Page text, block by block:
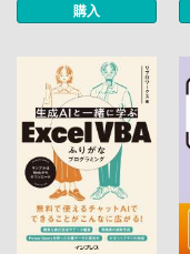
購入